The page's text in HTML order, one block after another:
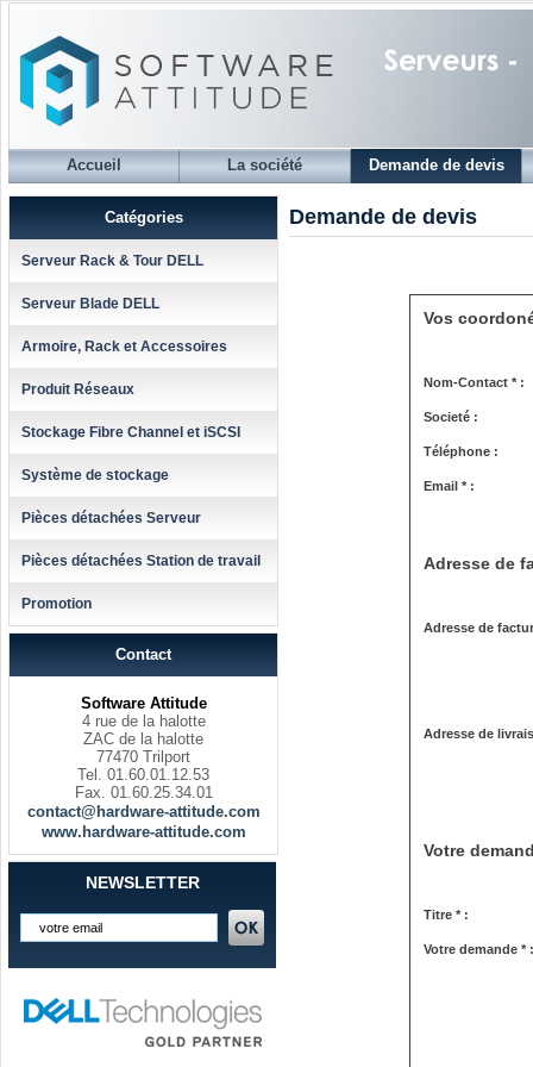
Accueil La société Demande de devis
Catégories
Serveur Rack & Tour DELL
Serveur Blade DELL
Armoire, Rack et Accessoires
Produit Réseaux
Stockage Fibre Channel et iSCSI
Système de stockage
Pièces détachées Serveur
Pièces détachées Station de travail
Promotion
Contact
Software Attitude
4 rue de la halotte
ZAC de la halotte
77470 Trilport
Tel. 01.60.01.12.53
Fax. 01.60.25.34.01
contact@hardware-attitude.com
www.hardware-attitude.com
NEWSLETTER
Demande de devis
Vos
Nom-Contact * :
Societé :
Téléphone :
Email * :
Adresse de
Adresse de
Adresse de
Votre
Titre * :
Votre demande * :